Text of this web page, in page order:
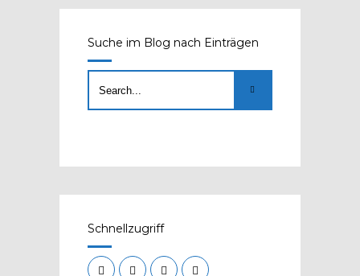
Suche im Blog nach Einträgen
Schnellzugriff